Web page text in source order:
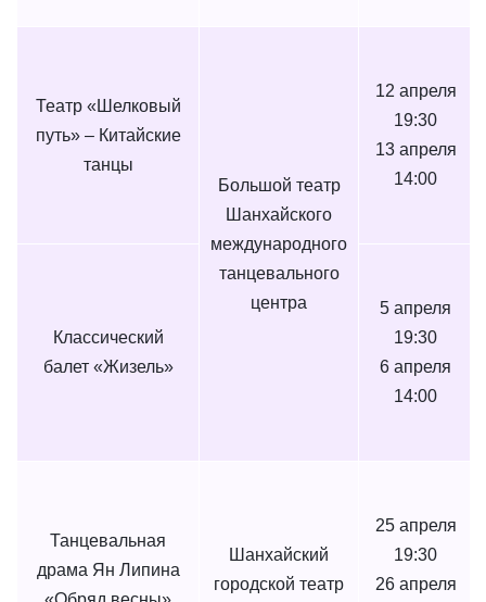
Театр «Шелковый
путь» – Китайские
танцы
Большой театр
Шанхайского
международного
танцевального
центра
12 апреля
19:30
13 апреля
14:00
Классический
балет «Жизель»
5 апреля
19:30
6 апреля
14:00
Танцевальная
драма Ян Липина
Шанхайский
городской театр
25 апреля
19:30
26 апреля